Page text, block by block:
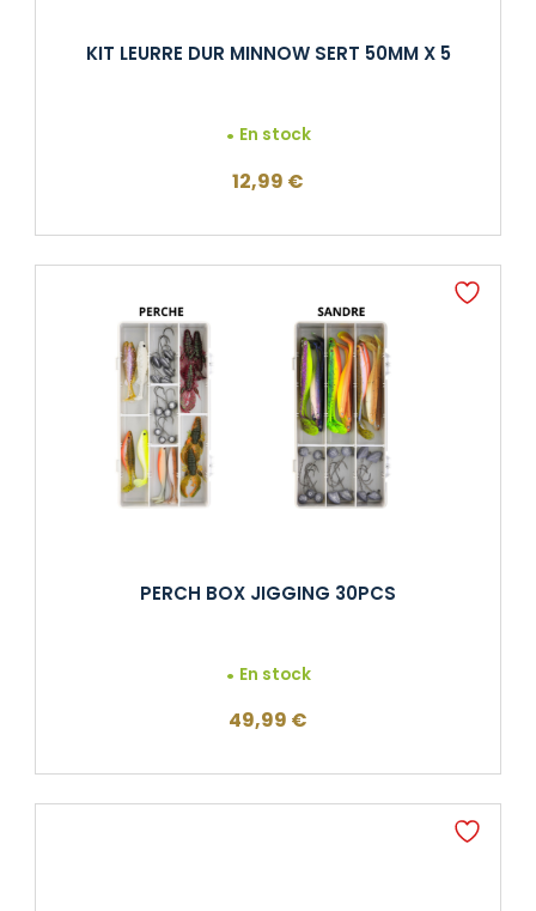
KIT LEURRE DUR MINNOW SERT 50MM X 5
En stock
12,99 €
PERCH BOX JIGGING 30PCS
En stock
49,99 €